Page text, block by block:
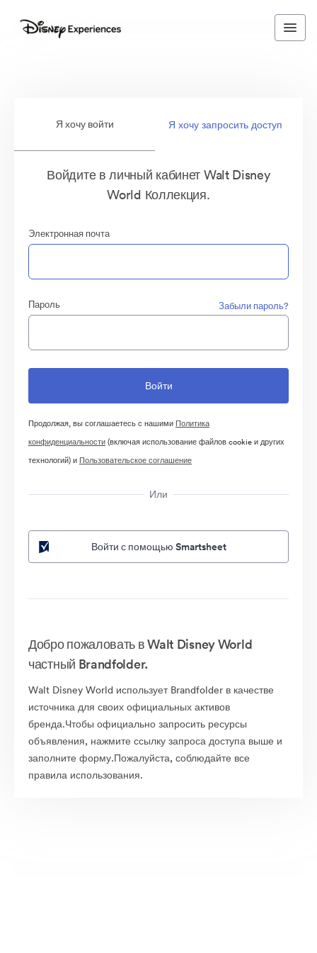
Я хочу войти Я хочу запросить доступ
Войдите в личный кабинет Walt Disney
World Коллекция.
Электронная почта
Пароль Забыли пароль?
Продолжая, вы соглашаетесь с нашими Политика
конфиденциальности(включая использование файлов cookie и других
технологий) и Пользовательское соглашение
Или
Войти с помощью Smartsheet
Добро пожаловать в Walt Disney World
частный Brandfolder.
Walt Disney World использует Brandfolder в качестве
источника для своих официальных активов
бренда.Чтобы официально запросить ресурсы
объявления, нажмите ссылку запроса доступа выше и
заполните форму.Пожалуйста, соблюдайте все
правила использования.